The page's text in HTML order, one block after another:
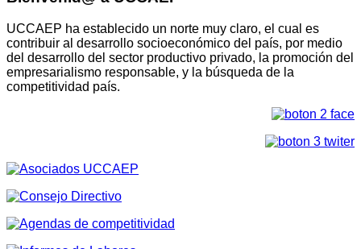
UCCAEP ha establecido un norte muy claro, el cual es
contribuir al desarrollo socioeconómico del país, por medio
del desarrollo del sector productivo privado, la promoción del
empresarialismo responsable, y la búsqueda de la
competitividad país.